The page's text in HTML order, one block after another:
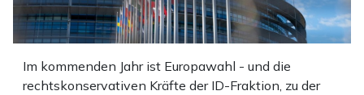
Im kommenden Jahr ist Europawahl - und die
rechtskonservativen Kräfte der ID-Fraktion, zu der